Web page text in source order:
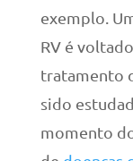
exemplo.
RV é
tratamento
sido
momento